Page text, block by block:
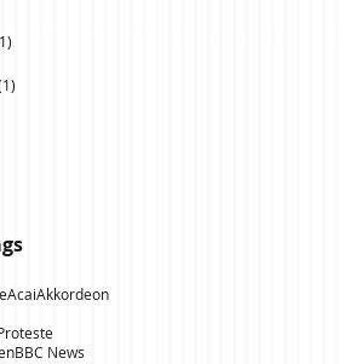
AcaiAkkordeon
BBC News